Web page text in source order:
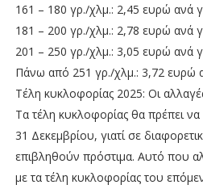
161 – 180 γρ./χλμ.: 2,45 ευρώ ανά
181 – 200 γρ./χλμ.: 2,78 ευρώ ανά
201 – 250 γρ./χλμ.: 3,05 ευρώ ανά
Πάνω από 251 γρ./χλμ.: 3,72 ευρώ
Τέλη κυκλοφορίας 2025: Οι
Τα τέλη κυκλοφορίας θα πρέπει
31 Δεκεμβρίου, γιατί σε
επιβληθούν πρόστιμα. Αυτό που
με τα τέλη κυκλοφορίας του